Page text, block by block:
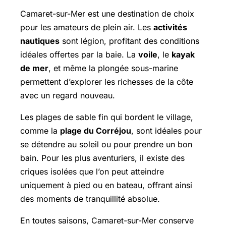
Camaret-sur-Mer est une destination de choix
pour les amateurs de plein air. Les activités
nautiques sont légion, profitant des conditions
idéales offertes par la baie. La voile, le kayak
de mer, et même la plongée sous-marine
permettent d’explorer les richesses de la côte
avec un regard nouveau.
Les plages de sable fin qui bordent le village,
comme la plage du Corréjou, sont idéales pour
se détendre au soleil ou pour prendre un bon
bain. Pour les plus aventuriers, il existe des
criques isolées que l’on peut atteindre
uniquement à pied ou en bateau, offrant ainsi
des moments de tranquillité absolue.
En toutes saisons, Camaret-sur-Mer conserve